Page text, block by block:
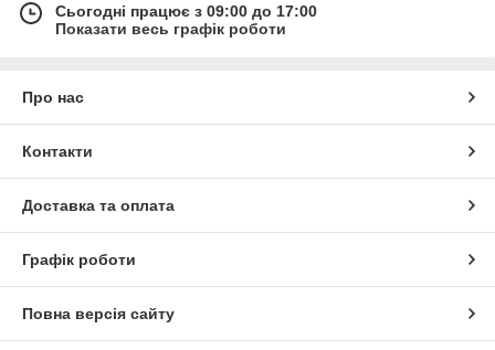
Сьогодні працює з 09:00 до 17:00
Показати весь графік роботи
Про нас
Контакти
Доставка та оплата
Графік роботи
Повна версія сайту